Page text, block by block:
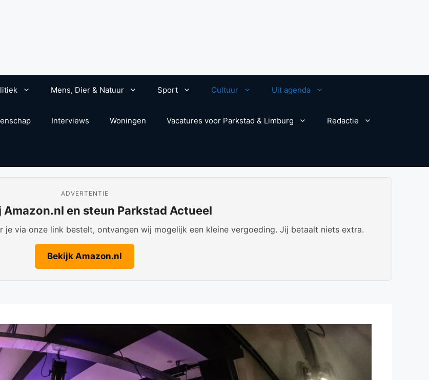
Mens, Dier & Natuur Sport Cultuur Uit agenda
Interviews Woningen Vacatures voor Parkstad & Limburg Redactie
ADVERTENTIE
Amazon.nl en steun Parkstad Actueel
je via onze link bestelt, ontvangen wij mogelijk een kleine vergoeding. Jij betaalt niets extra.
Bekijk Amazon.nl